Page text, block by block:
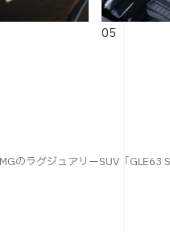
05
ラグジュアリーSUV「GLE63 S